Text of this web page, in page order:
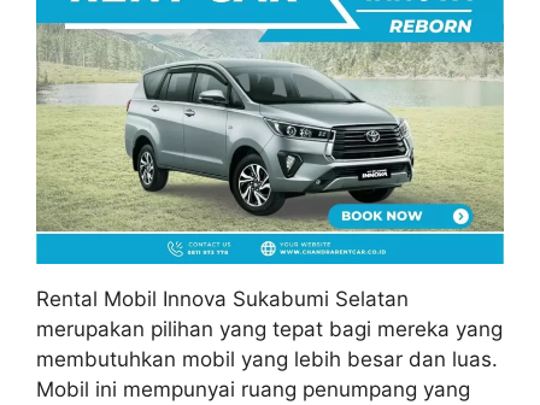
Rental Mobil Innova Sukabumi Selatan
merupakan pilihan yang tepat bagi mereka yang
membutuhkan mobil yang lebih besar dan luas.
Mobil ini mempunyai ruang penumpang yang